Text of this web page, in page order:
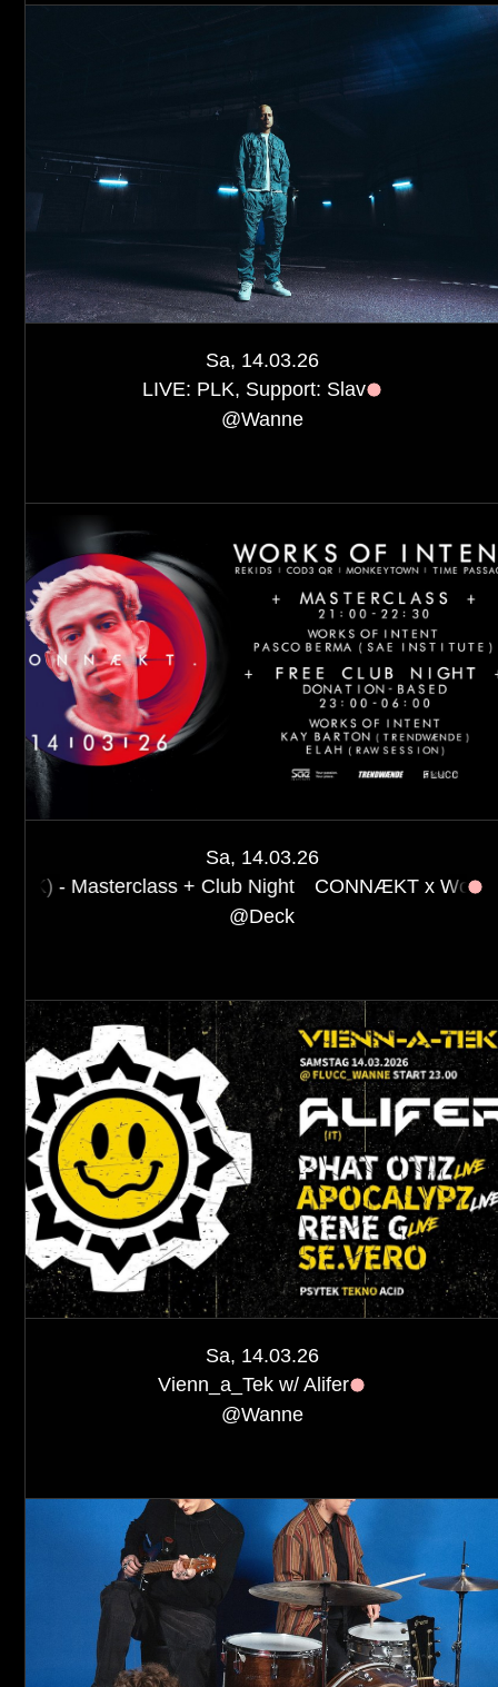
Sa, 14.03.26
LIVE: PLK, Support: Slav
@Wanne
Sa, 14.03.26
+ Club Night
CONNÆKT x Works Of Intent
@Deck
Sa, 14.03.26
Vienn_a_Tek w/ Alifer
@Wanne